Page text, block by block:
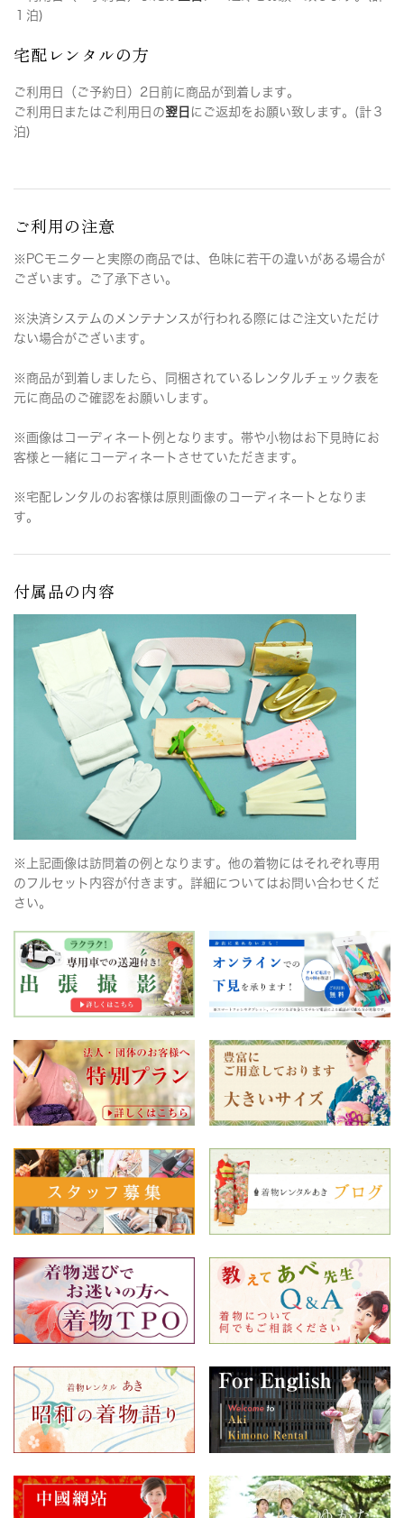
１泊)
宅配レンタルの方
ご利用日（ご予約日）2日前に商品が到着します。
ご利用日またはご利用日の翌日 にご返却をお願い致します。(計３
泊)
ご利用の注意
※PCモニターと実際の商品では、色味に若干の違いがある場合が
ございます。ご了承下さい。
※決済システムのメンテナンスが行われる際にはご注文いただけ
ない場合がございます。
※商品が到着しましたら、同梱されているレンタルチェック表を
元に商品のご確認をお願いします。
※画像はコーディネート例となります。帯や小物はお下見時にお
客様と一緒にコーディネートさせていただきます。
※宅配レンタルのお客様は原則画像のコーディネートとなりま
す。
付属品の内容
※上記画像は訪問着の例となります。他の着物にはそれぞれ専用
のフルセット内容が付きます。詳細についてはお問い合わせくだ
さい。